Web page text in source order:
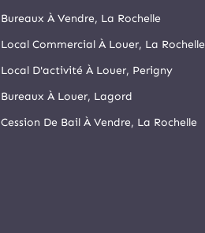
Bureaux À Vendre, La Rochelle
Local Commercial À Louer, La Rochelle
Local D'activité À Louer, Perigny
Bureaux À Louer, Lagord
Cession De Bail À Vendre, La Rochelle